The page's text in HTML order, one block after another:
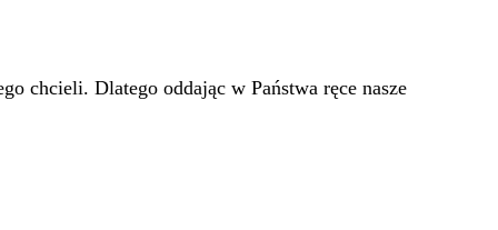
chcieli. Dlatego oddając w Państwa ręce nasze